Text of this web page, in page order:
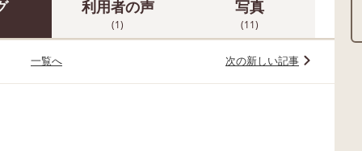
利用者の声
(1)
写真
(11)
一覧へ 次の新しい記事